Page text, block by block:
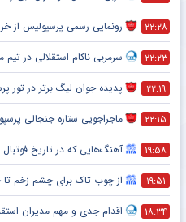
۲۲:۲۸ رونمایی رسمی پرسپولیس از
۲۲:۲۳ سرمربی ناکام استقلالی در
۲۲:۱۹ پدیده جوان لیگ برتر در تور
۲۲:۱۵ ماجراجویی ستاره جنجالی
۱۹:۵۸ آهنگ‌هایی که در تاریخ فوتبال
۱۹:۵۱ از چوب تاک برای چشم زخم تا
۱۸:۳۴ اقدام جدی و مهم مدیران